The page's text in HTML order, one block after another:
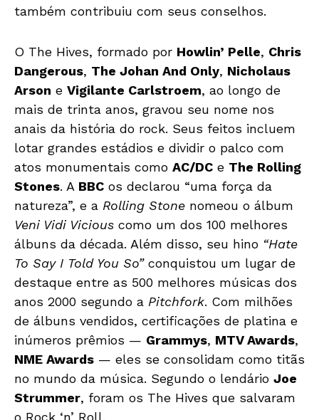
também contribuiu com seus conselhos.
O The Hives, formado por Howlin’ Pelle, Chris
Dangerous, The Johan And Only, Nicholaus
Arson e Vigilante Carlstroem, ao longo de
mais de trinta anos, gravou seu nome nos
anais da história do rock. Seus feitos incluem
lotar grandes estádios e dividir o palco com
atos monumentais como AC/DC e The Rolling
Stones. A BBC os declarou “uma força da
natureza”, e a Rolling Stone nomeou o álbum
Veni Vidi Vicious como um dos 100 melhores
álbuns da década. Além disso, seu hino “Hate
To Say I Told You So”conquistou um lugar de
destaque entre as 500 melhores músicas dos
anos 2000 segundo a Pitchfork. Com milhões
de álbuns vendidos, certificações de platina e
inúmeros prêmios — Grammys, MTV Awards,
NME Awards — eles se consolidam como titãs
no mundo da música. Segundo o lendário Joe
Strummer, foram os The Hives que salvaram
o Rock ‘n’ Roll.